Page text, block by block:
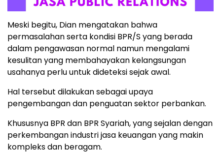
Meski begitu, Dian mengatakan bahwa
permasalahan serta kondisi BPR/S yang berada
dalam pengawasan normal namun mengalami
kesulitan yang membahayakan kelangsungan
usahanya perlu untuk dideteksi sejak awal.
Hal tersebut dilakukan sebagai upaya
pengembangan dan penguatan sektor perbankan.
Khususnya BPR dan BPR Syariah, yang sejalan dengan
perkembangan industri jasa keuangan yang makin
kompleks dan beragam.